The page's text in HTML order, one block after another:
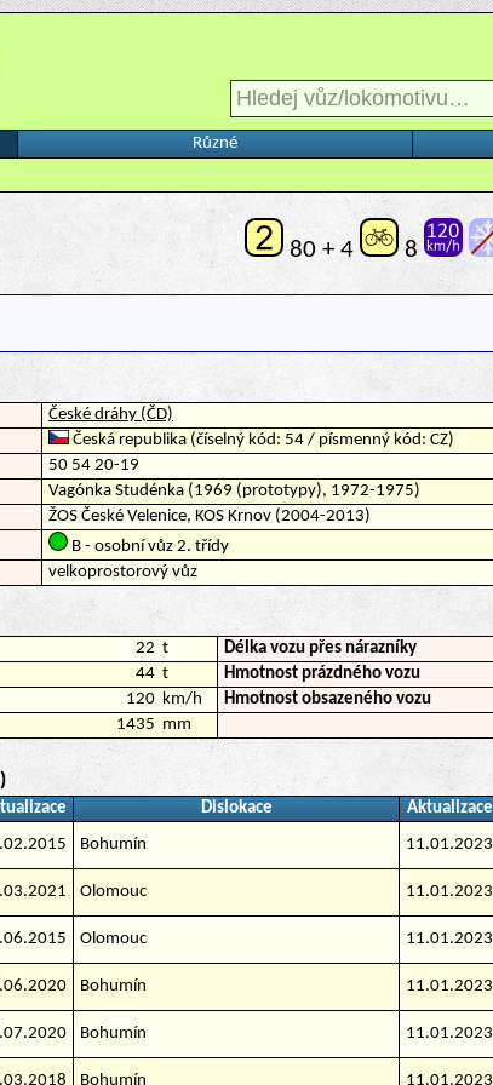
Různé
80 + 4
8
České dráhy (ČD)
Česká republika (číselný kód: 54 / písmenný kód: CZ)
50 54 20-19
Vagónka Studénka (1969 (prototypy), 1972-1975)
ŽOS České Velenice, KOS Krnov (2004-2013)
B - osobní vůz 2. třídy
velkoprostorový vůz
22 t Délka vozu přes nárazníky
44 t Hmotnost prázdného vozu
120 km/h Hmotnost obsazeného vozu
1435 mm
Dislokace Aktualizace
Bohumín 11.01.2023
Olomouc 11.01.2023
Olomouc 11.01.2023
Bohumín 11.01.2023
Bohumín 11.01.2023
Bohumín 11.01.2023